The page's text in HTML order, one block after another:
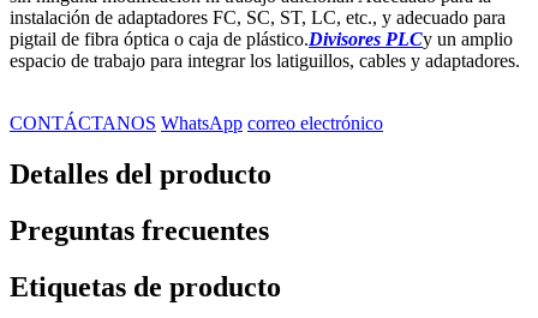
instalación de adaptadores FC, SC, ST, LC, etc., y adecuado para
pigtail de fibra óptica o caja de plástico.Divisores PLCy un amplio
espacio de trabajo para integrar los latiguillos, cables y adaptadores.
CONTÁCTANOS WhatsApp correo electrónico
Detalles del producto
Preguntas frecuentes
Etiquetas de producto